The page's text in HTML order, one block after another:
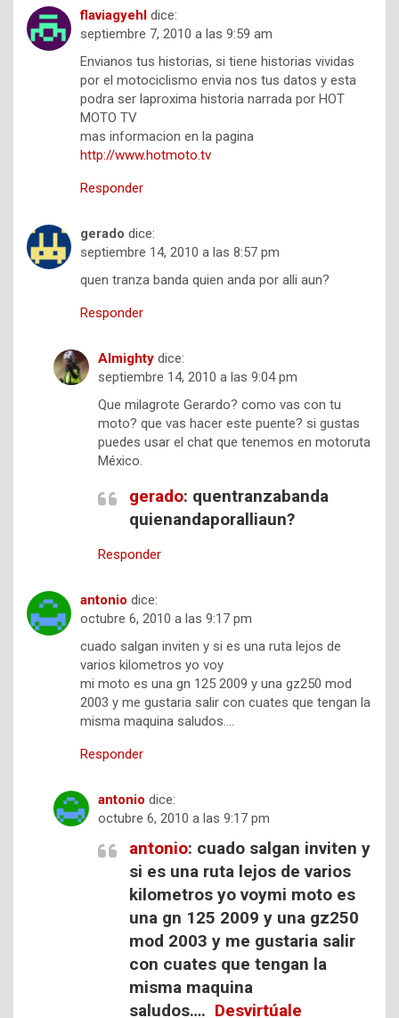
flaviagyehl dice:
septiembre 7, 2010 a las 9:59 am
Envianos tus historias, si tiene historias vividas
por el motociclismo envia nos tus datos y esta
podra ser laproxima historia narrada por HOT
MOTO TV
mas informacion en la pagina
http://www.hotmoto.tv
Responder
gerado dice:
septiembre 14, 2010 a las 8:57 pm
quen tranza banda quien anda por alli aun?
Responder
Almighty dice:
septiembre 14, 2010 a las 9:04 pm
Que milagrote Gerardo? como vas con tu
moto? que vas hacer este puente? si gustas
puedes usar el chat que tenemos en motoruta
México.
gerado: quentranzabanda
quienandaporalliaun?
Responder
antonio dice:
octubre 6, 2010 a las 9:17 pm
cuado salgan inviten y si es una ruta lejos de
varios kilometros yo voy
mi moto es una gn 125 2009 y una gz250 mod
2003 y me gustaria salir con cuates que tengan la
misma maquina saludos….
Responder
antonio dice:
octubre 6, 2010 a las 9:17 pm
antonio: cuado salgan inviten y
si es una ruta lejos de varios
kilometros yo voymi moto es
una gn 125 2009 y una gz250
mod 2003 y me gustaria salir
con cuates que tengan la
misma maquina
saludos…. Desvirtúale